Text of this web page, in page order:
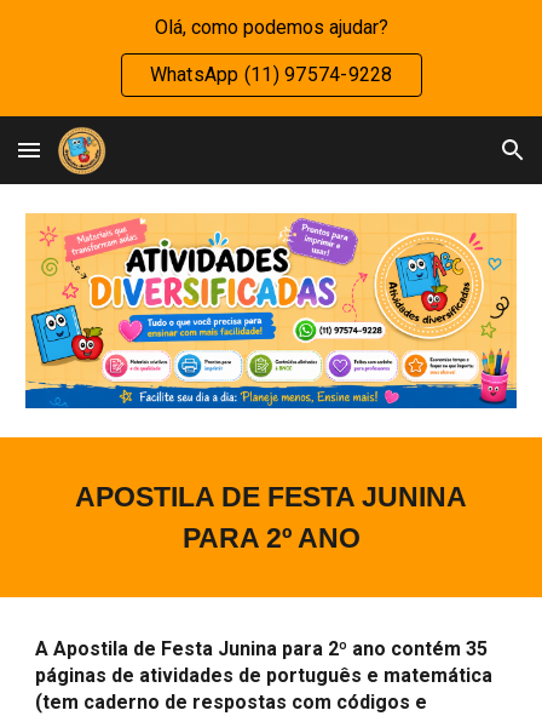
Olá, como podemos ajudar?
WhatsApp (11) 97574-9228
APOSTILA DE FESTA JUNINA
PARA 2º ANO
A Apostila de Festa Junina para 2º ano contém 35
páginas de atividades de português e matemática
(tem caderno de respostas com códigos e